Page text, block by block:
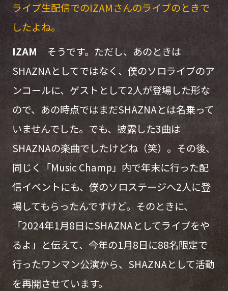
ライブ生配信でのIZAMさんのライブのときで
したよね。
IZAM そうです。ただし、あのときは
SHAZNAとしてではなく、僕のソロライブのア
ンコールに、ゲストとして2人が登場した形な
ので、あの時点ではまだSHAZNAとは名乗って
いませんでした。でも、披露した3曲は
SHAZNAの楽曲でしたけどね（笑）。その後、
同じく「Music Champ」内で年末に行った配
信イベントにも、僕のソロステージへ2人に登
場してもらったんですけど。そのときに、
「2024年1月8日にSHAZNAとしてライブをや
るよ」と伝えて、今年の1月8日に88名限定で
行ったワンマン公演から、SHAZNAとして活動
を再開させています。